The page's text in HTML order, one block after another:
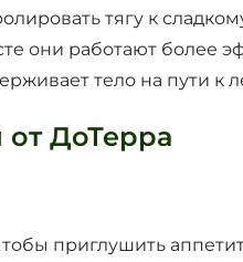
тягу к
они работают более
тело на пути к
от ДоТерра
приглушить